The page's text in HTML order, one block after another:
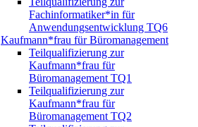
Fachinformatiker*in für
Anwendungsentwicklung TQ6
Kaufmann*frau für Büromanagement
Teilqualifizierung zur
Kaufmann*frau für
Büromanagement TQ1
Teilqualifizierung zur
Kaufmann*frau für
Büromanagement TQ2